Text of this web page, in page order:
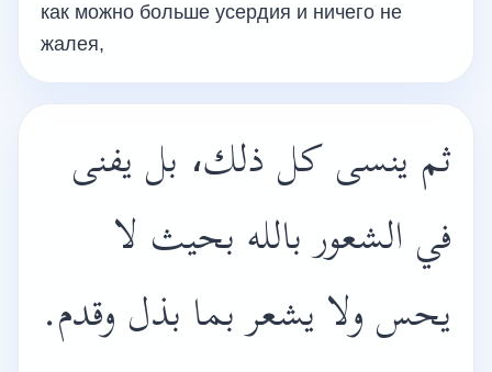
как можно больше усердия и ничего не
жалея,
ثم ينسى كل ذلك، بل يفنى
في الشعور بالله بحيث لا
يحس ولا يشعر بما بذل وقدم.